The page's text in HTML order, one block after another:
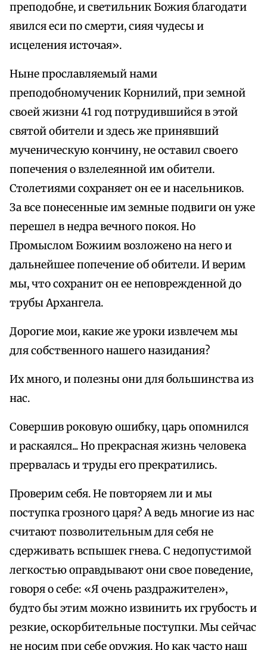
преподобне, и светильник Божия благодати
явился еси по смерти, сияя чудесы и
исцеления источая».
Ныне прославляемый нами
преподобномученик Корнилий, при земной
своей жизни 41 год потрудившийся в этой
святой обители и здесь же принявший
мученическую кончину, не оставил своего
попечения о взлелеянной им обители.
Столетиями сохраняет он ее и насельников.
За все понесенные им земные подвиги он уже
перешел в недра вечного покоя. Но
Промыслом Божиим возложено на него и
дальнейшее попечение об обители. И верим
мы, что сохранит он ее неповрежденной до
трубы Архангела.
Дорогие мои, какие же уроки извлечем мы
для собственного нашего назидания?
Их много, и полезны они для большинства из
нас.
Совершив роковую ошибку, царь опомнился
и раскаялся... Но прекрасная жизнь человека
прервалась и труды его прекратились.
Проверим себя. Не повторяем ли и мы
поступка грозного царя? А ведь многие из нас
считают позволительным для себя не
сдерживать вспышек гнева. С недопустимой
легкостью оправдывают они свое поведение,
говоря о себе: «Я очень раздражителен»,
будто бы этим можно извинить их грубость и
резкие, оскорбительные поступки. Мы сейчас
не носим при себе оружия. Но как часто наш